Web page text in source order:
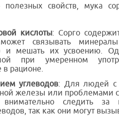
полезных свойств, мука
кислоты: Сорго
связывать
и мешать их усвоению.
при умеренном
в рационе.
углеводов: Для людей с
железы или проблемами
следить за
так как они могут